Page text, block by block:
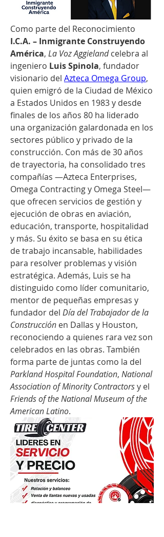
I.C.A. – Inmigrante Construyendo
América, La Voz Aggieland celebra al
ingeniero Luis Spinola, fundador
visionario del Azteca Omega Group,
quien emigró de la Ciudad de México
a Estados Unidos en 1983 y desde
finales de los años 80 ha liderado
una organización galardonada en los
sectores público y privado de la
construcción. Con más de 30 años
de trayectoria, ha consolidado tres
compañías —Azteca Enterprises,
Omega Contracting y Omega Steel—
que ofrecen servicios de gestión y
ejecución de obras en aviación,
educación, transporte, hospitalidad
y más. Su éxito se basa en su ética
de trabajo incansable, habilidades
para resolver problemas y visión
estratégica. Además, Luis se ha
distinguido como líder comunitario,
mentor de pequeñas empresas y
fundador del Día del Trabajador de la
Construcción en Dallas y Houston,
reconociendo a quienes rara vez son
celebrados en las obras. También
Parkland Hospital Foundation, National
Association of Minority Contractors
Friends of the National Museum of the
American Latino.